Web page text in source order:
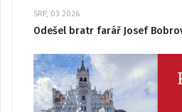
SRP, 03 2026
Odešel bratr farář Josef